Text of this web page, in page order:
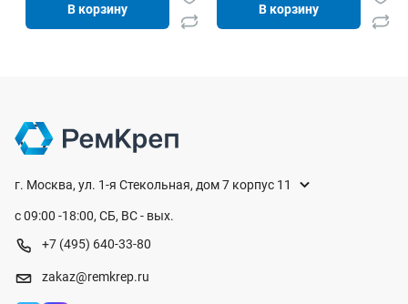
В корзину В корзину
г. Москва, ул. 1-я Стекольная, дом 7 корпус 11
с 09:00 -18:00, СБ, ВС - вых.
+7 (495) 640-33-80
zakaz@remkrep.ru